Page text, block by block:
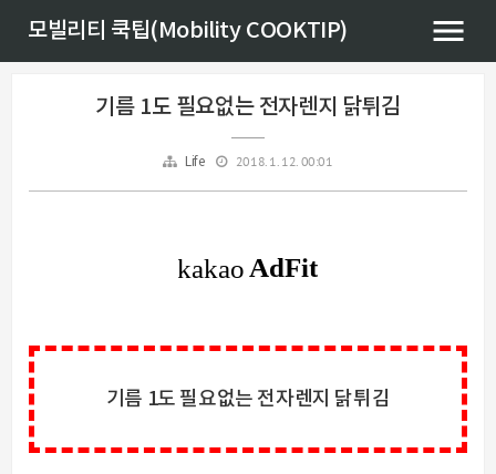
모빌리티 쿡팁(Mobility COOKTIP)
기름 1도 필요없는 전자렌지 닭튀김
Life 2018. 1. 12. 00:01
기름 1도 필요없는 전자렌지 닭튀김